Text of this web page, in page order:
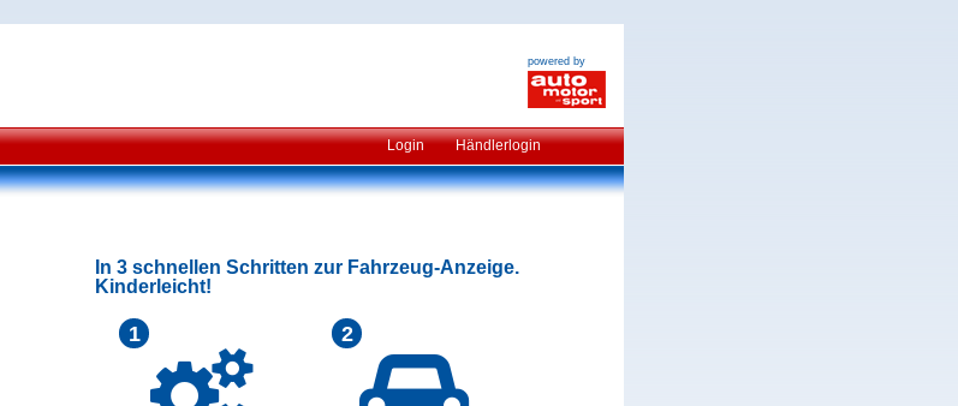
powered by
Login Händlerlogin
In 3 schnellen Schritten zur Fahrzeug-Anzeige.
Kinderleicht!
1 2